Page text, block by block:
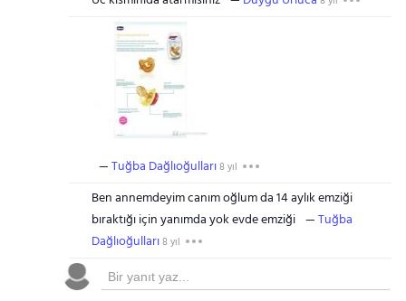
Tuğba Dağlıoğulları8 yıl
Ben annemdeyim canım oğlum da 14 aylık emziği
bıraktığı için yanımda yok evde emziği
Tuğba
Dağlıoğulları8 yıl